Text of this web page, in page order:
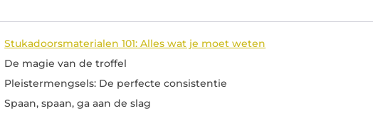
Stukadoorsmaterialen 101: Alles wat je moet weten
De magie van de troffel
Pleistermengsels: De perfecte consistentie
Spaan, spaan, ga aan de slag